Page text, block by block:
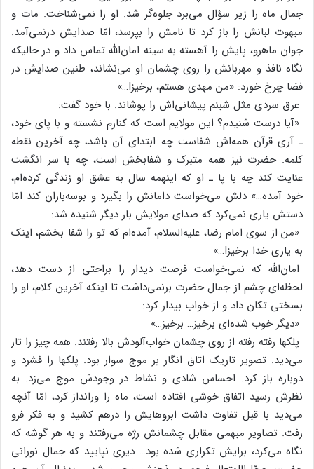
جمال‌ ماه‌ را زیر سؤال‌ می‌برد جلوه‌گر شد. او را نمی‌شناخت‌. مات‌ و
مبهوت‌ لبانش‌ را باز کرد تا نامش‌ را بپرسد، امّا صدایش‌ درنمی‌آمد.
جوان‌ ماهرو، پایش‌ را آهسته‌ به‌ سینه‌ امان‌الله‌ تماس‌ داد و در حالیکه‌
نگاه‌ نافذ و مهربانش‌ را روی‌ چشمان‌ او می‌نشاند، طنین‌ صدایش‌ در
فضا چرخ‌ خورد: «من‌ مهدی‌ هستم‌، برخیز!…»
عرق‌ سردی‌ مثل‌ شبنم‌ پیشانی‌اش‌ را پوشاند. با خود گفت‌:
«آیا درست‌ شنیدم‌؟ این‌ مولایم‌ است‌ که‌ کنارم‌ نشسته‌ و با پای‌ خود،
ـ آری‌ قرآن‌ همه‌اش‌ شفاست‌ چه‌ ابتدای‌ آن‌ باشد، چه‌ آخرین‌ نقطه‌
کلمه‌. حضرت‌ نیز همه‌ متبرک‌ و شفابخش‌ است‌، چه‌ با سر انگشت‌
عنایت‌ کند چه‌ با پا ـ او که‌ اینهمه‌ سال‌ به‌ عشق‌ او زندگی‌ کرده‌ام‌،
خود آمده‌…» دلش‌ می‌خواست‌ دامانش‌ را بگیرد و بوسه‌باران‌ کند امّا
دستش‌ یاری‌ نمی‌کرد که‌ صدای‌ مولایش‌ بار دیگر شنیده‌ شد:
«من‌ از سوی‌ امام‌ رضا، علیه‌السلام‌، آمده‌ام‌ که‌ تو را شفا بخشم‌، اینک‌
به‌ یاری‌ خدا برخیز!…»
امان‌الله‌ که‌ نمی‌خواست‌ فرصت‌ دیدار را براحتی‌ از دست‌ دهد،
لحظه‌ای‌ چشم‌ از جمال‌ حضرت‌ برنمی‌داشت‌ تا اینکه‌ آخرین‌ کلام‌، او را
بسختی‌ تکان‌ داد و از خواب‌ بیدار کرد:
«دیگر خوب‌ شده‌ای‌ برخیز… برخیز…»
پلکها رفته‌ رفته‌ از روی‌ چشمان‌ خواب‌آلودش‌ بالا رفتند. همه‌ چیز را تار
می‌دید. تصویر تاریک‌ اتاق‌ انگار بر موج‌ سوار بود. پلکها را فشرد و
دوباره‌ باز کرد. احساس‌ شادی‌ و نشاط‌ در وجودش‌ موج‌ می‌زد. به‌
نظرش‌ رسید اتفاق‌ خوشی‌ افتاده‌ است‌، ماه‌ را ورانداز کرد، امّا آنچه‌
می‌دید با قبل‌ تفاوت‌ داشت‌ ابروهایش‌ را درهم‌ کشید و به‌ فکر فرو
رفت‌. تصاویر مبهمی‌ مقابل‌ چشمانش‌ رژه‌ می‌رفتند و به‌ هر گوشه‌ که‌
نگاه‌ می‌کرد، برایش‌ تکراری‌ شده‌ بود… دیری‌ نپایید که‌ جمال‌ نورانی‌